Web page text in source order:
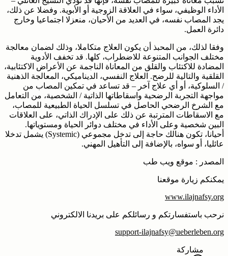
الأداء الوظيفي، سواء في العلاقة الزوجية أو الأبوية. وفضلا عن ذلك،
يجد المصاب نفسه، في العديد من الأحيان، منعزلا اجتماعيا وخارج
دائرة العمل.
وفقا لذلك، من المحبذ أن يكون العلاج متكاملا، وذلك لضمان معالجة
مختلف الجوانب المتنوعة للاضطراب، كلها. قد تخفف الأدوية
المضادة للاكتئاب والقلق من المعاناة الناجمة عن الأعراض الاكتئابية،
القلقية والتالية للرضح. العلاج النفسي، الديناميكي، المعالجة الذهنية
/ السلوكية، أو أي علاج آخر – قد تساعد في تمكين المصاب من
مواجهة التجربة الرضحية واسقاطاتها الذاتية / الشخصية، من التعامل
مع الشرخ الرضحي الحاصل في تسلسل الحياة الطبيعية للمصاب،
مع الاسقاطات المترتبة عن ذلك على الإدراك الذاتي، على العلاقات
البين شخصية وعلى الأداء في مختلف دوائر الحياة ومستوياتها.
أحيانا، تكون هنالك حاجة إلى تدخل مجموعي (Systemic) يشمل تدخلا
عائليا، أو سواه، بالإضافة إلى التأهيل المهني.
المصدر : موقع ويب طب
يمكنكم زيارة موقعنا
www.ilajnafsy.org
نرحب باستفسارتكم و رسائلكم على بريدنا الالكتروني
support-ilajnafsy@ueberleben.org
مشاركة